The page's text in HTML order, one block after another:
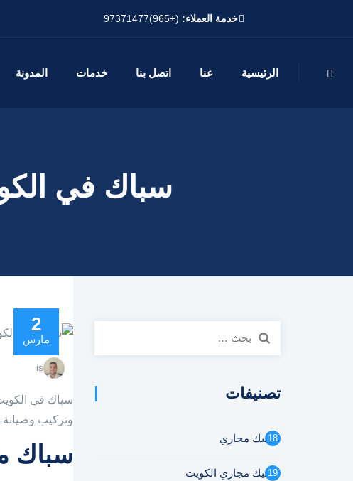
خدمة العملاء: (+965)97371477
الرئيسية عنا اتصل بنا خدمات المدونة
سباك في الكويت
2
مارس
is
سباك في
وتركيب
سباك
البحث
تصنيفات
تسليك مجاري
18
تسليك مجاري الكويت
19